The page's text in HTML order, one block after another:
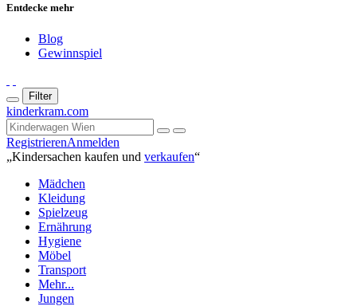
Entdecke mehr
Blog
Gewinnspiel
Filter
kinderkram.com
RegistrierenAnmelden
„Kindersachen kaufen und verkaufen“
Mädchen
Kleidung
Spielzeug
Ernährung
Hygiene
Möbel
Transport
Mehr...
Jungen